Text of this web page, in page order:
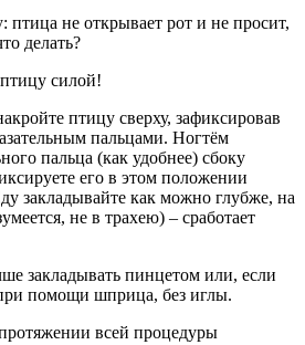
птица не открывает рот и не просит,
делать?
силой!
птицу сверху, зафиксировав
пальцами. Ногтём
пальца (как удобнее) сбоку
его в этом положении
закладывайте как можно глубже, на
не в трахею) – сработает
закладывать пинцетом или, если
помощи шприца, без иглы.
всей процедуры